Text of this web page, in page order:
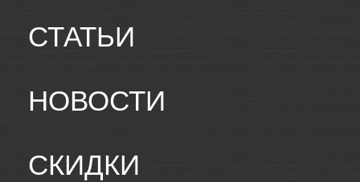
СТАТЬИ
НОВОСТИ
СКИДКИ